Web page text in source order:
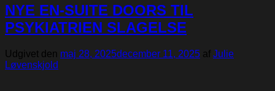
NYE EN-SUITE DOORS TIL
PSYKIATRIEN SLAGELSE
Udgivet den maj 28, 2025december 11, 2025 af Julie
Løvenskjold